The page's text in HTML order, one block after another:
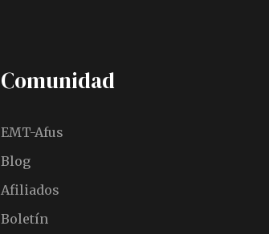
Comunidad
EMT-Afus
Blog
Afiliados
Boletín